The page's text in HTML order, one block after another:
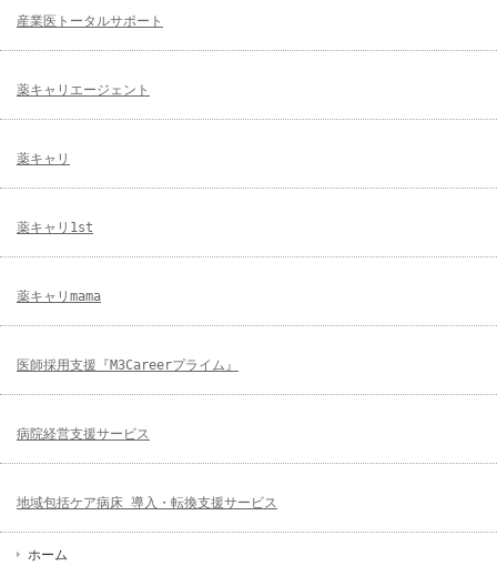
産業医トータルサポート
薬キャリエージェント
薬キャリ
薬キャリ1st
薬キャリmama
医師採用支援『M3Careerプライム』
病院経営支援サービス
地域包括ケア病床 導入・転換支援サービス
ホーム